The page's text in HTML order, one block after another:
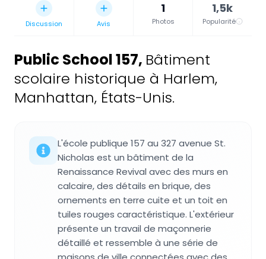
Discussion Avis
1
Photos
1,5k
Popularité
Public School 157, Bâtiment
scolaire historique à Harlem,
Manhattan, États-Unis.
L'école publique 157 au 327 avenue St.
Nicholas est un bâtiment de la
Renaissance Revival avec des murs en
calcaire, des détails en brique, des
ornements en terre cuite et un toit en
tuiles rouges caractéristique. L'extérieur
présente un travail de maçonnerie
détaillé et ressemble à une série de